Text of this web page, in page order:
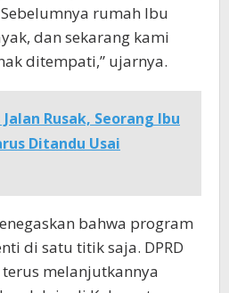
rumah Ibu
dan sekarang kami
ditempati,” ujarnya.
Rusak, Seorang Ibu
Ditandu Usai
bahwa program
di satu titik saja. DPRD
melanjutkannya